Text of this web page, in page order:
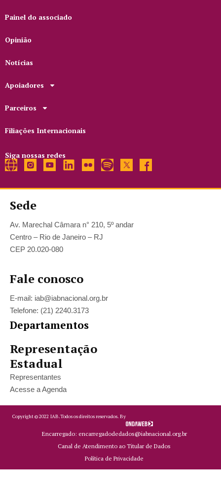
Painel do associado
Opinião
Notícias
Apoiadores
Parceiros
Filiações Internacionais
Siga nossas redes
Sede
Av. Marechal Câmara n° 210, 5º andar
Centro – Rio de Janeiro – RJ
CEP 20.020-080
Fale conosco
E-mail: iab@iabnacional.org.br
Telefone: (21) 2240.3173
Departamentos
Representação
Estadual
Representantes
Acesse a Agenda
Copyright ©2022 IAB.Todos os direitos reservados. By
Encarregado: encarregadodedados@iabnacional.org.br
Canal de Atendimento ao Titular de Dados
Política de Privacidade